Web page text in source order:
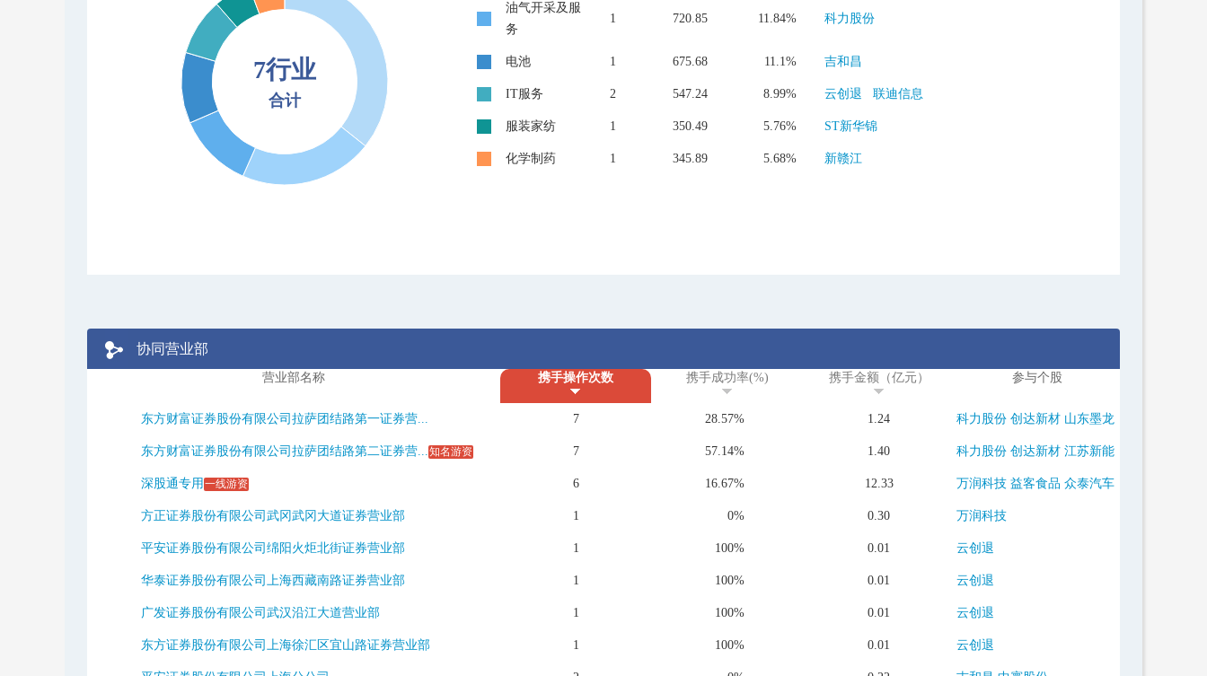
7行业
合计
油气开采及服
务
1 720.85 11.84% 科力股份
电池 1 675.68 11.1% 吉和昌
IT服务 2 547.24 8.99% 云创退 联迪信息
服装家纺 1 350.49 5.76% ST新华锦
化学制药 1 345.89 5.68% 新赣江
协同营业部
营业部名称 携手操作次数 携手成功率(%) 携手金额（亿元） 参与个股
东方财富证券股份有限公司拉萨团结路第一证券营... 7 28.57% 1.24 科力股份 创达新材 山东墨龙
东方财富证券股份有限公司拉萨团结路第二证券营...知名游资 7 57.14% 1.40 科力股份 创达新材 江苏新能
深股通专用 一线游资 6 16.67% 12.33 万润科技 益客食品 众泰汽车
方正证券股份有限公司武冈武冈大道证券营业部 1 0% 0.30 万润科技
平安证券股份有限公司绵阳火炬北街证券营业部 1 100% 0.01 云创退
华泰证券股份有限公司上海西藏南路证券营业部 1 100% 0.01 云创退
广发证券股份有限公司武汉沿江大道营业部 1 100% 0.01 云创退
东方证券股份有限公司上海徐汇区宜山路证券营业部 1 100% 0.01 云创退